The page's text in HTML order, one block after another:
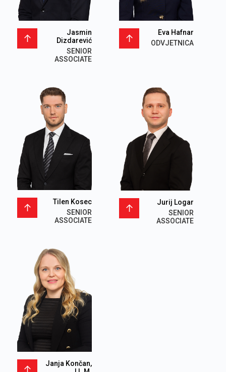
Jasmin
Dizdarević
SENIOR
ASSOCIATE
Eva Hafnar
ODVJETNICA
Tilen Kosec
SENIOR
ASSOCIATE
Jurij Logar
SENIOR
ASSOCIATE
Janja Končan,